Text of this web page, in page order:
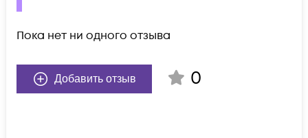
Пока нет ни одного отзыва
Добавить отзыв 0